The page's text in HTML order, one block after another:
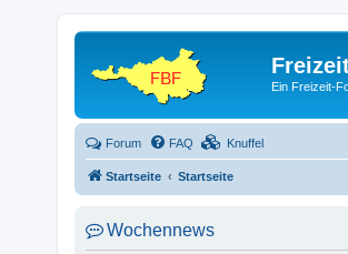
Ein Freizeit-
Forum FAQ Knuffel
Startseite Startseite
Wochennews